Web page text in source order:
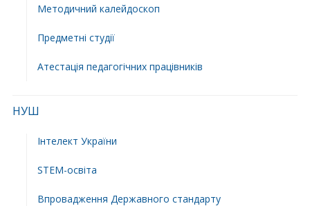
Методичний калейдоскоп
Предметні студії
Атестація педагогічних працівників
НУШ
Інтелект України
STEM-освіта
Впровадження Державного стандарту